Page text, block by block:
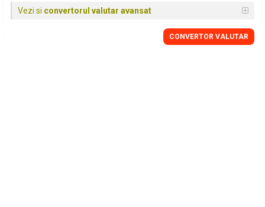
Vezi si convertorul valutar avansat
CONVERTOR VALUTAR